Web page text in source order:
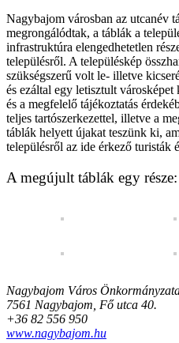
Nagybajom városban az utcanév
megrongálódtak, a táblák a
infrastruktúra elengedhetetlen
településről. A településkép
szükségszerű volt le- illetve
és ezáltal egy letisztult
és a megfelelő tájékoztatás
teljes tartószerkezettel, illetve a
táblák helyett újakat teszünk ki,
településről az ide érkező turisták
A megújult táblák egy része:
Nagybajom Város
7561 Nagybajom, Fő utca 40.
+36 82 556 950
www.nagybajom.hu